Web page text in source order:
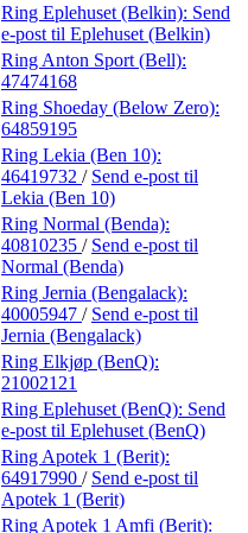
Ring Eplehuset (Belkin): Send
e-post til Eplehuset (Belkin)
Ring Anton Sport (Bell):
47474168
Ring Shoeday (Below Zero):
64859195
Ring Lekia (Ben 10):
46419732 / Send e-post til
Lekia (Ben 10)
Ring Normal (Benda):
40810235 / Send e-post til
Normal (Benda)
Ring Jernia (Bengalack):
40005947 / Send e-post til
Jernia (Bengalack)
Ring Elkjøp (BenQ):
21002121
Ring Eplehuset (BenQ): Send
e-post til Eplehuset (BenQ)
Ring Apotek 1 (Berit):
64917990 / Send e-post til
Apotek 1 (Berit)
Ring Apotek 1 Amfi (Berit):